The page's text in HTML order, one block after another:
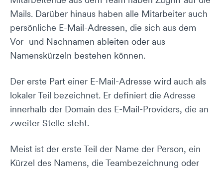
Mails. Darüber hinaus haben alle Mitarbeiter auch
persönliche E-Mail-Adressen, die sich aus dem
Vor- und Nachnamen ableiten oder aus
Namenskürzeln bestehen können.
Der erste Part einer E-Mail-Adresse wird auch als
lokaler Teil bezeichnet. Er definiert die Adresse
innerhalb der Domain des E-Mail-Providers, die an
zweiter Stelle steht.
Meist ist der erste Teil der Name der Person, ein
Kürzel des Namens, die Teambezeichnung oder